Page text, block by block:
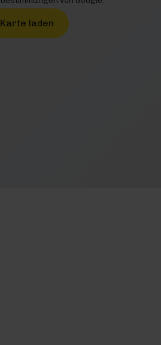
Karte laden